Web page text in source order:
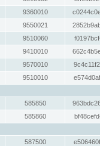
9360010
9550021
9510060
9410010
9570010
9510010
585850
585860
587500